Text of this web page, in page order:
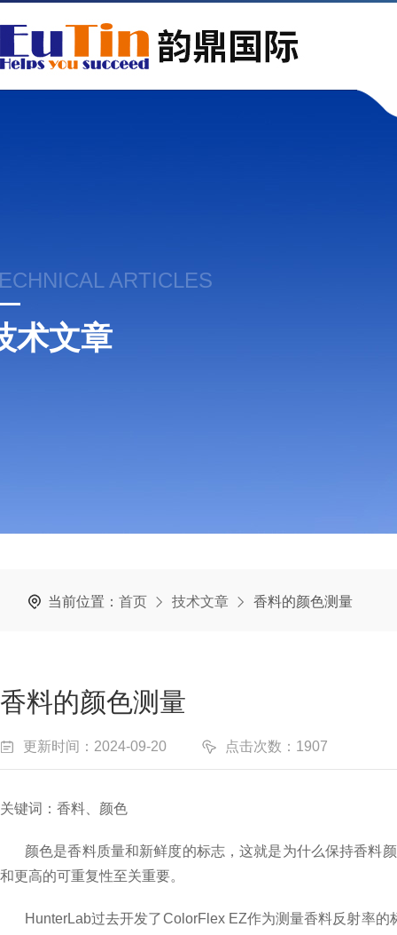
ARTICLES
术文章
当前位置： 首页 技术文章 香料的颜色测量
香料的颜色测量
更新时间：2024-09-20 点击次数：1907
关键词：香料、颜色
颜色是香料质量和新鲜度的标志，这就是为什么保持香料
和更高的可重复性至关重要。
HunterLab过去开发了ColorFlex EZ作为测量香料反射率的